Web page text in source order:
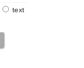
text